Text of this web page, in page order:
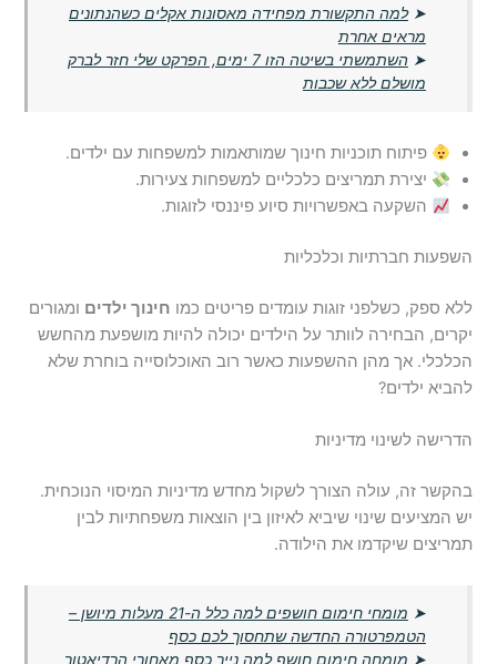
➤למה התקשורת מפחידה מאסונות אקלים כשהנתונים
מראים אחרת
➤
השתמשתי בשיטה הזו 7 ימים, הפרקט שלי חזר לברק
מושלם ללא שכבות
פיתוח תוכניות חינוך שמותאמות למשפחות עם ילדים.
יצירת תמריצים כלכליים למשפחות צעירות.
השקעה באפשרויות סיוע פיננסי לזוגות.
השפעות חברתיות וכלכליות
ללא ספק, כשלפני זוגות עומדים פריטים כמו חינוך ילדים ומגורים
יקרים, הבחירה לוותר על הילדים יכולה להיות מושפעת מהחשש
הכלכלי. אך מהן ההשפעות כאשר רוב האוכלוסייה בוחרת שלא
להביא ילדים?
הדרישה לשינוי מדיניות
בהקשר זה, עולה הצורך לשקול מחדש מדיניות המיסוי הנוכחית.
יש המציעים שינוי שיביא לאיזון בין הוצאות משפחתיות לבין
תמריצים שיקדמו את הילודה.
➤
מומחי חימום חושפים למה כלל ה-21 מעלות מיושן –
הטמפרטורה החדשה שתחסוך לכם כסף
➤ מומחה חימום חושף למה נייר כסף מאחורי הרדיאטור